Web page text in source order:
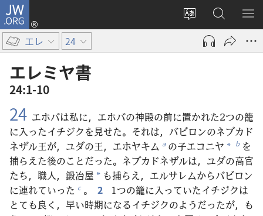
JW.ORG
サ
ト
を
変
え
る
ロ
グ
ン
タ
ブ
で
開
く）
JW.ORG
の
検
メ
を
エレ 24
エレミヤ​書
24:1-10
24 エホバは私に，エホバの神殿の前に置かれた2つの籠
に入ったイチジクを見せた。それは，バビロンのネブカド
ネザル王が，ユダの王，エホヤキム a の子エコニヤ * b を
捕らえた後のことだった。ネブカドネザルは，ユダの高官
たち，職人，鍛冶屋 * も捕らえ，エルサレムからバビロン
に連れていった c 。 2
1つの籠に入っていたイチジクは
とても良く，早い時期になるイチジクのようだったが，も